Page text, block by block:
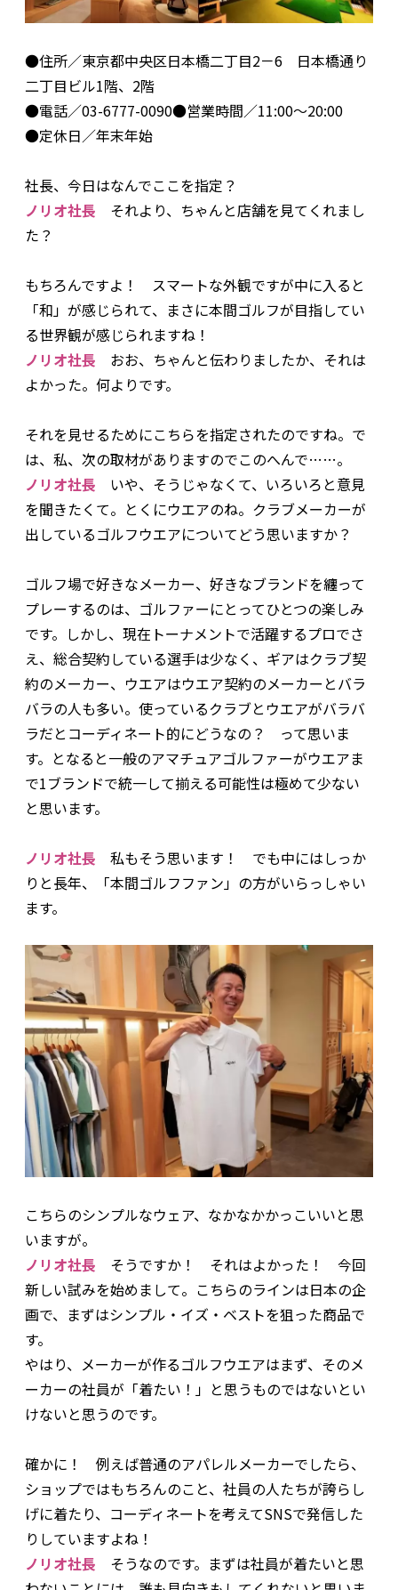
●住所／東京都中央区日本橋二丁目2－6 日本橋通り
二丁目ビル1階、2階
●電話／03-6777-0090●営業時間／11:00～20:00
●定休日／年末年始
――社長、今日はなんでここを指定？
ノリオ社長 それより、ちゃんと店舗を見てくれまし
た？
――もちろんですよ！ スマートな外観ですが中に入ると
「和」が感じられて、まさに本間ゴルフが目指してい
る世界観が感じられますね！
ノリオ社長 おお、ちゃんと伝わりましたか、それは
よかった。何よりです。
――それを見せるためにこちらを指定されたのですね。で
は、私、次の取材がありますのでこのへんで……。
ノリオ社長 いや、そうじゃなくて、いろいろと意見
を聞きたくて。とくにウエアのね。クラブメーカーが
出しているゴルフウエアについてどう思いますか？
――ゴルフ場で好きなメーカー、好きなブランドを纏って
プレーするのは、ゴルファーにとってひとつの楽しみ
です。しかし、現在トーナメントで活躍するプロでさ
え、総合契約している選手は少なく、ギアはクラブ契
約のメーカー、ウエアはウエア契約のメーカーとバラ
バラの人も多い。使っているクラブとウエアがバラバ
ラだとコーディネート的にどうなの？ って思いま
す。となると一般のアマチュアゴルファーがウエアま
で1ブランドで統一して揃える可能性は極めて少ない
と思います。
ノリオ社長 私もそう思います！ でも中にはしっか
りと長年、「本間ゴルフファン」の方がいらっしゃい
ます。
――こちらのシンプルなウェア、なかなかかっこいいと思
いますが。
ノリオ社長 そうですか！ それはよかった！ 今回
新しい試みを始めまして。こちらのラインは日本の企
画で、まずはシンプル・イズ・ベストを狙った商品で
す。
やはり、メーカーが作るゴルフウエアはまず、そのメ
ーカーの社員が「着たい！」と思うものではないとい
けないと思うのです。
――確かに！ 例えば普通のアパレルメーカーでしたら、
ショップではもちろんのこと、社員の人たちが誇らし
げに着たり、コーディネートを考えてSNSで発信した
りしていますよね！
ノリオ社長 そうなのです。まずは社員が着たいと思